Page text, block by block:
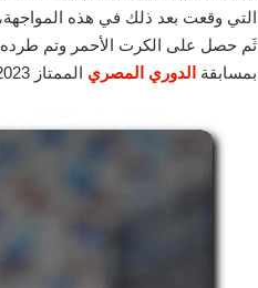
التي وقعت بعد ذلك في هذه
ثَم حصل على الكرت الأحمر وتم طرده،
بمسابقة الدوري المصري الممتاز 2023-2024.